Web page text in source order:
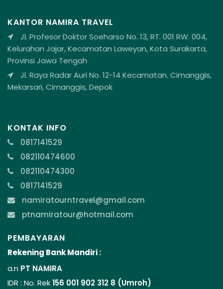
KANTOR NAMIRA TRAVEL
Jl. Profesor Doktor Soeharso No. 13, RT. 001 RW. 004,
Kelurahan Jajar, Kecamatan Laweyan, Kota Surakarta,
Provinsi Jawa Tengah
Jl. Raya Radar Auri No. 12-14 Kecamatan. Cimanggis,
Mekarsari, Cimanggis, Depok
KONTAK INFO
0817141529
082110474600
082110474300
0817141529
namiratourntravel@gmail.com
ptnamiratour@hotmail.com
PEMBAYARAN
Rekening Bank Mandiri :
a.n PT NAMIRA
IDR : No. Rek156 001 902 312 8 (Umroh)